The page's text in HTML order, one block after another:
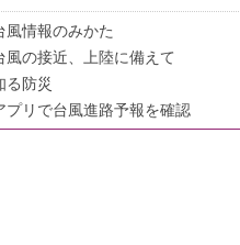
風情報のみかた
風の接近、上陸に備えて
る防災
プリで台風進路予報を確認